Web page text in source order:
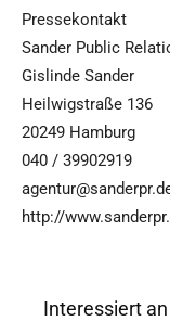
Pressekontakt
Sander Public
Gislinde Sander
Heilwigstraße 136
20249 Hamburg
040 / 39902919
http://
Interessiert